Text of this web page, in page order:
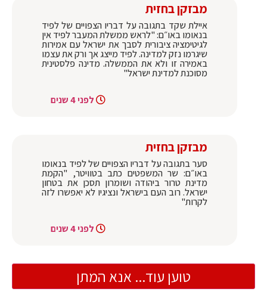
מבזקן בחזית
איילת שקד בתגובה על דבריו הצפויים של לפיד
בנאומו באו״ם: "לראש ממשלת המעבר לפיד אין
לגיטימציה ציבורית לסבך את ישראל עם אמירות
שיגרמו נזק למדינה. לפיד מייצג אך ורק את עצמו
באמירה זו ולא את הממשלה. מדינה פלסטינית
מסוכנת למדינת ישראל"
לפני 4 שנים
מבזקן בחזית
סער בתגובה על דבריו הצפויים של לפיד בנאומו
באו״ם: שר המשפטים כתב בטוויטר, "הקמת
מדינת טרור ביהודה ושומרון תסכן את בטחון
ישראל. רוב העם בישראל ונציגיו לא יאפשרו לזה
לקרות"
לפני 4 שנים
טוען עוד... אנא המתן